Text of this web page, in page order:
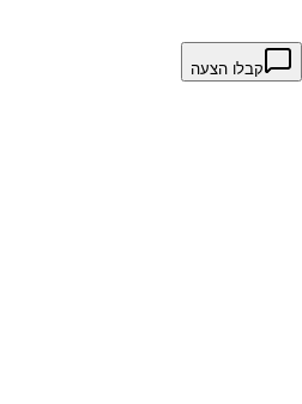
קבלו הצעה